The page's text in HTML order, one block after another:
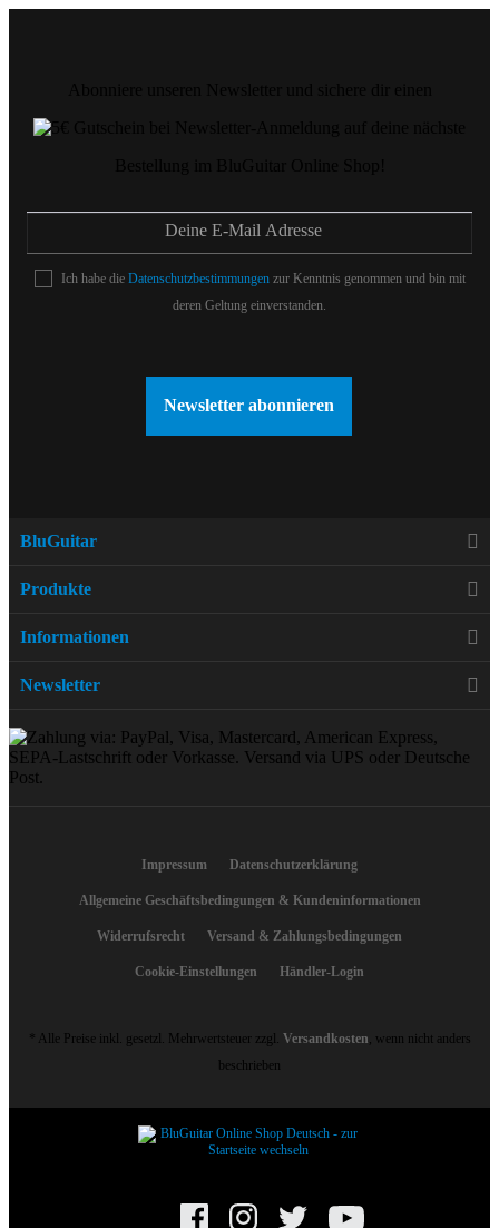
Ich habe die Datenschutzbestimmungenzur Kenntnis genommen und bin mit
deren Geltung einverstanden.
Newsletter abonnieren
BluGuitar
Produkte
Informationen
Newsletter
Impressum Datenschutzerklärung
Allgemeine Geschäftsbedingungen & Kundeninformationen
Widerrufsrecht Versand & Zahlungsbedingungen
Cookie-Einstellungen Händler-Login
* Alle Preise inkl. gesetzl. Mehrwertsteuer zzgl. Versandkosten, wenn nicht anders
beschrieben